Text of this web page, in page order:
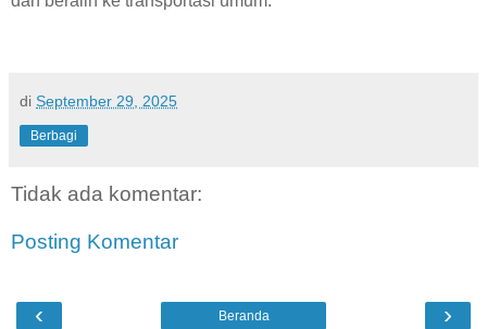
di September 29, 2025
Berbagi
Tidak ada komentar:
Posting Komentar
‹ ›
Beranda